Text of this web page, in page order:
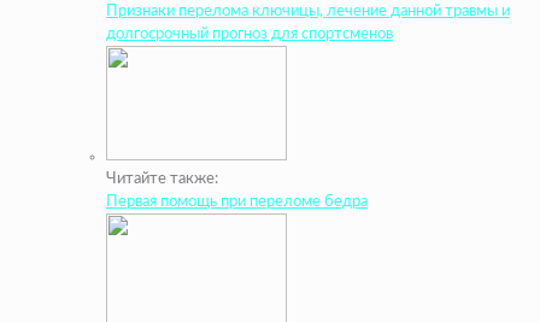
Признаки перелома ключицы, лечение данной травмы и
долгосрочный прогноз для спортсменов
Читайте также:
Первая помощь при переломе бедра